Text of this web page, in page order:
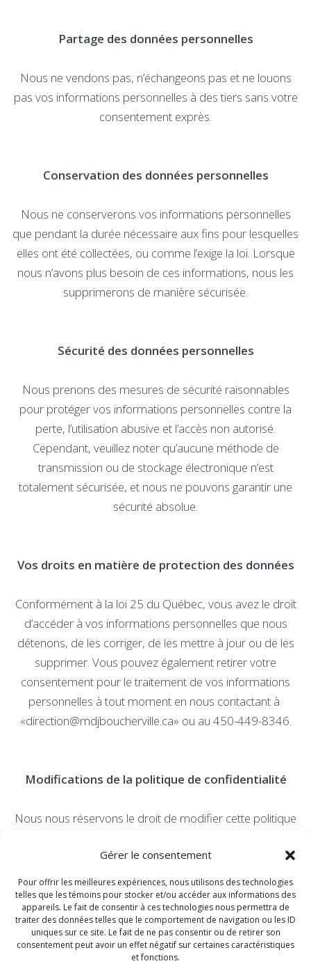
Gérer le consentement
Pour offrir les meilleures expériences, nous utilisons des technologies
telles que les témoins pour stocker et/ou accéder aux informations des
appareils. Le fait de consentir à ces technologies nous permettra de
traiter des données telles que le comportement de navigation ou les ID
uniques sur ce site. Le fait de ne pas consentir ou de retirer son
consentement peut avoir un effet négatif sur certaines caractéristiques
et fonctions.
Partage des données personnelles
Nous ne vendons pas, n’échangeons pas et ne louons
pas vos informations personnelles à des tiers sans votre
consentement exprès.
Conservation des données personnelles
Nous ne conserverons vos informations personnelles
que pendant la durée nécessaire aux fins pour lesquelles
elles ont été collectées, ou comme l’exige la loi. Lorsque
nous n’avons plus besoin de ces informations, nous les
supprimerons de manière sécurisée.
Sécurité des données personnelles
Nous prenons des mesures de sécurité raisonnables
pour protéger vos informations personnelles contre la
perte, l’utilisation abusive et l’accès non autorisé.
Cependant, veuillez noter qu’aucune méthode de
transmission ou de stockage électronique n’est
totalement sécurisée, et nous ne pouvons garantir une
sécurité absolue.
Vos droits en matière de protection des données
Conformément à la loi 25 du Québec, vous avez le droit
d’accéder à vos informations personnelles que nous
détenons, de les corriger, de les mettre à jour ou de les
supprimer. Vous pouvez également retirer votre
consentement pour le traitement de vos informations
personnelles à tout moment en nous contactant à
«direction@mdjboucherville.ca» ou au 450-449-8346.
Modifications de la politique de confidentialité
Nous nous réservons le droit de modifier cette politique
affichée sur cette page avec une date d’entrée en vigueur
mise à jour.
Nous contacter